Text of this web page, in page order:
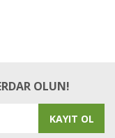
OLUN!
KAYIT OL